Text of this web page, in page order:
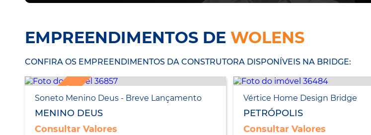
EMPREENDIMENTOS DE WOLENS
CONFIRA OS EMPREENDIMENTOS DA CONSTRUTORA DISPONÍVEIS NA BRIDGE:
LANÇAMENTO
Soneto Menino Deus - Breve Lançamento
MENINO DEUS
Consultar Valores
Vértice Home Design Bridge
PETRÓPOLIS
Consultar Valores